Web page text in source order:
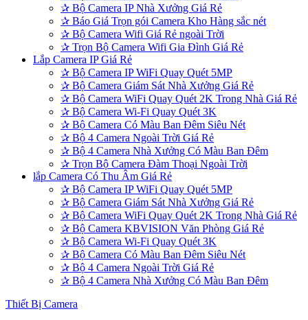
✰ Bộ Camera IP Nhà Xưởng Giá Rẻ
✰ Báo Giá Trọn gói Camera Kho Hàng sắc nét
✰ Bộ Camera Wifi Giá Rẻ ngoài Trời
✰ Trọn Bộ Camera Wifi Gia Đình Giá Rẻ
Lắp Camera IP Giá Rẻ
✰ Bộ Camera IP WiFi Quay Quét 5MP
✰ Bộ Camera Giám Sát Nhà Xưởng Giá Rẻ
✰ Bộ Camera WiFi Quay Quét 2K Trong Nhà Giá Rẻ
✰ Bộ Camera Wi-Fi Quay Quét 3K
✰ Bộ Camera Có Màu Ban Đêm Siêu Nét
✰ Bộ 4 Camera Ngoài Trời Giá Rẻ
✰ Bộ 4 Camera Nhà Xưởng Có Màu Ban Đêm
✰ Trọn Bộ Camera Đàm Thoại Ngoài Trời
lắp Camera Có Thu Âm Giá Rẻ
✰ Bộ Camera IP WiFi Quay Quét 5MP
✰ Bộ Camera Giám Sát Nhà Xưởng Giá Rẻ
✰ Bộ Camera WiFi Quay Quét 2K Trong Nhà Giá Rẻ
✰ Bộ Camera KBVISION Văn Phòng Giá Rẻ
✰ Bộ Camera Wi-Fi Quay Quét 3K
✰ Bộ Camera Có Màu Ban Đêm Siêu Nét
✰ Bộ 4 Camera Ngoài Trời Giá Rẻ
✰ Bộ 4 Camera Nhà Xưởng Có Màu Ban Đêm
Thiết Bị Camera